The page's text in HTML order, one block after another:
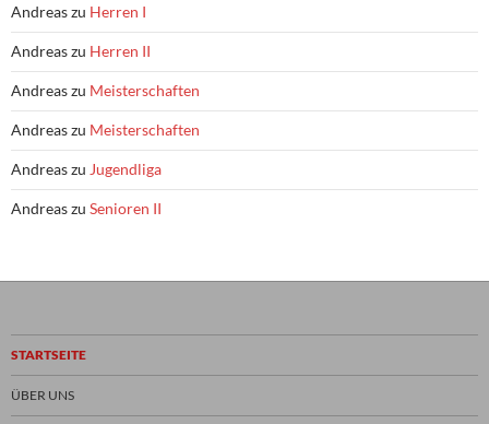
Andreaszu Herren I
Andreaszu Herren II
Andreaszu Meisterschaften
Andreaszu Meisterschaften
Andreaszu Jugendliga
Andreaszu Senioren II
STARTSEITE
ÜBER UNS